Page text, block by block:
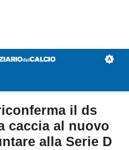
il ds
caccia al nuovo
alla Serie D